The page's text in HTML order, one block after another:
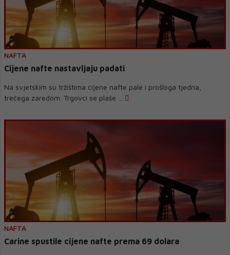
NAFTA
Cijene nafte nastavljaju padati
Na svjetskim su tržištima cijene nafte pale i prošloga tjedna,
trećega zaredom. Trgovci se plaše ...
NAFTA
Carine spustile cijene nafte prema 69 dolara